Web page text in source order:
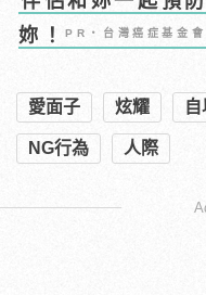
妳！PR・台灣癌症基金會
愛面子 炫耀
NG行為 人際